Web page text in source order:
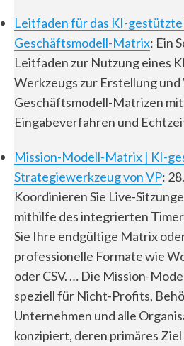
Leitfaden für das KI-
Geschäftsmodell-Matrix: Ein
Leitfaden zur Nutzung eines
Werkzeugs zur Erstellung
Geschäftsmodell-Matrizen
Eingabeverfahren und
Mission-Modell-Matrix | KI-
Strategiewerkzeug von VP:
Koordinieren Sie Live-
mithilfe des integrierten
Sie Ihre endgültige Matrix
professionelle Formate wie
oder CSV. … Die Mission-
speziell für Nicht-Profits,
Unternehmen und alle
konzipiert, deren primäres